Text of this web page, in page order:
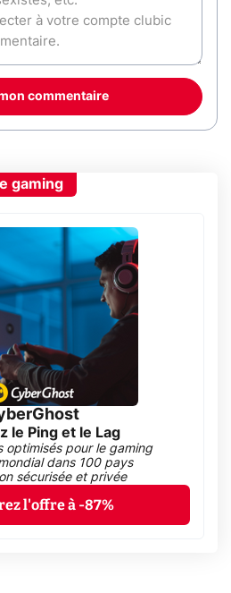
commentaire
gaming
le Ping et le Lag
optimisés pour le gaming
dans 100 pays
sécurisée et privée
l'offre à -87%